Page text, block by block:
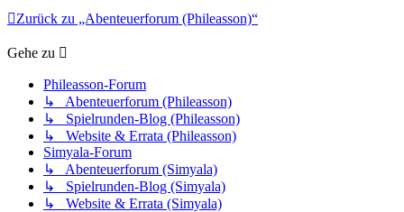
Zurück zu „Abenteuerforum (Phileasson)“
Gehe zu
Phileasson-Forum
↳ Abenteuerforum (Phileasson)
↳ Spielrunden-Blog (Phileasson)
↳ Website & Errata (Phileasson)
Simyala-Forum
↳ Abenteuerforum (Simyala)
↳ Spielrunden-Blog (Simyala)
↳ Website & Errata (Simyala)